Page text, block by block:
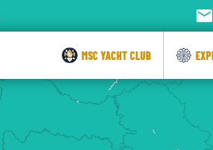
email
MSC YACHT CLUB